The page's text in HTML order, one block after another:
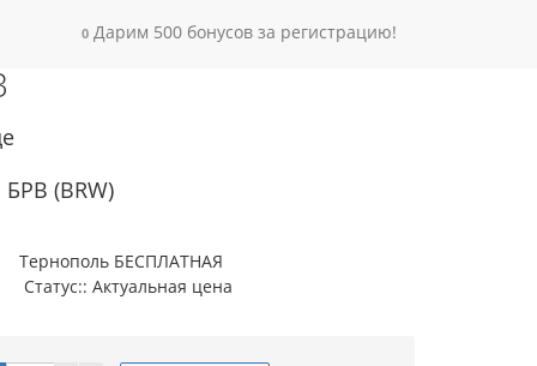
0 Дарим 500 бонусов за регистрацию!
(BRW)
Тернополь БЕСПЛАТНАЯ
Статус:: Актуальная цена